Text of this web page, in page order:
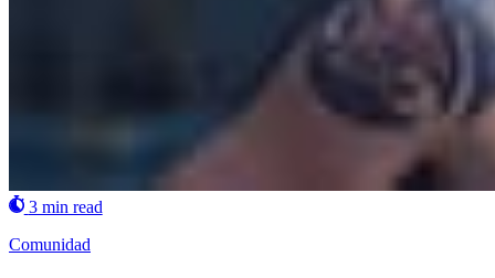
3 min read
Comunidad